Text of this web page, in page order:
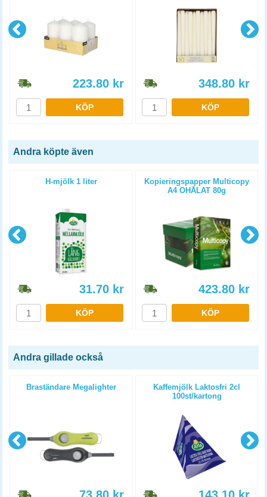
223.80 kr
KÖP
348.80 kr
KÖP
Andra köpte även
H-mjölk 1 liter
31.70 kr
KÖP
Kopieringspapper Multicopy
A4 OHÅLAT 80g
423.80 kr
KÖP
Andra gillade också
Braständare Megalighter
Kaffemjölk Laktosfri 2cl
100st/kartong